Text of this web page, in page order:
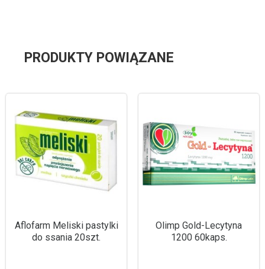
PRODUKTY POWIĄZANE
Aflofarm Meliski pastylki
do ssania 20szt.
Olimp Gold-Lecytyna
1200 60kaps.